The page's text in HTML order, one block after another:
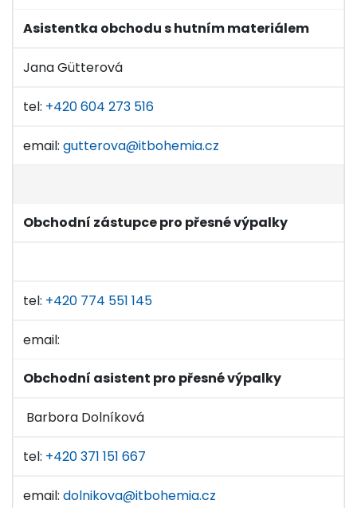
Asistentka obchodu s hutním materiálem
Jana Gütterová
tel: +420 604 273 516
email: gutterova@itbohemia.cz
Obchodní zástupce pro přesné výpalky
tel: +420 774 551 145
email:
Obchodní asistent pro přesné výpalky
Barbora Dolníková
tel: +420 371 151 667
email: dolnikova@itbohemia.cz